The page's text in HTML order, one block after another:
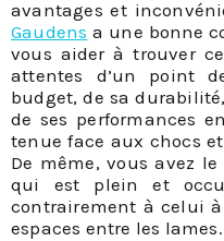
avantages et
Gaudens a une bonne
vous aider à trouver
attentes d’un point
budget, de sa
de ses performances
tenue face aux chocs
De même, vous avez
qui est plein et
contrairement à celui
espaces entre les lames.